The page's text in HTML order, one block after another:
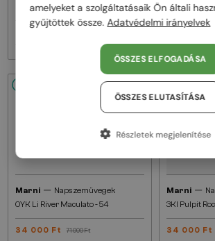
ME641S - 218 - 54
ME641S -
Marni — Napszemüvegek
0YK Li River Maculato - 54
34 000 Ft 71 000 Ft
48/72
Marni —
3KI Pulpit
34 000 Ft
amelyeket a szolgáltatásaik Ön általi
gyűjtöttek össze. Adatvédelmi irányelvek
ÖSSZES ELFOGADÁSA
ÖSSZES ELUTASÍTÁSA
Részletek megjelenítése